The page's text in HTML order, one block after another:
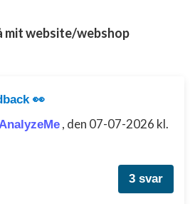
mit website/webshop
👀
, den 07-07-2026 kl.
3 svar